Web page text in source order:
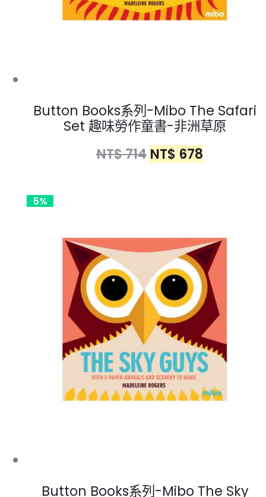
Button Books系列-Mibo The Safari
Set 趣味勞作童書-非洲草原
NT$714 NT$ 678
5%
Button Books系列-Mibo The Sky